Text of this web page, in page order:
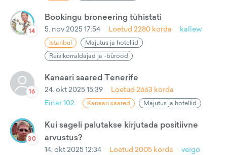
14
Bookingu broneering tühistati
5. nov 2025 17:54 Loetud 2280 korda kallew
Istanbul
Majutus ja hotellid
Reisikorraldajad ja -bürood
16
Kanaari saared Tenerife
24. okt 2025 15:39 Loetud 2663 korda
Einar 102
Kanaari saared Majutus ja hotellid
30
Kui sageli palutakse kirjutada positiivne
arvustus?
14. okt 2025 12:34 Loetud 2005 korda veigo